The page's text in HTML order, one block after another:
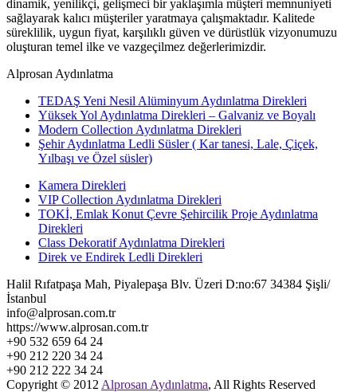
dinamik, yenilikçi, gelişmeci bir yaklaşımla müşteri memnuniyeti
sağlayarak kalıcı müşteriler yaratmaya çalışmaktadır. Kalitede
süreklilik, uygun fiyat, karşılıklı güven ve dürüstlük vizyonumuzu
oluşturan temel ilke ve vazgeçilmez değerlerimizdir.
Alprosan Aydınlatma
TEDAŞ Yeni Nesil Alüminyum Aydınlatma Direkleri
Yüksek Yol Aydınlatma Direkleri – Galvaniz ve Boyalı
Modern Collection Aydınlatma Direkleri
Şehir Aydınlatma Ledli Süsler ( Kar tanesi, Lale, Çiçek,
Yılbaşı ve Özel süsler)
Kamera Direkleri
VIP Collection Aydınlatma Direkleri
TOKİ, Emlak Konut Çevre Şehircilik Proje Aydınlatma
Direkleri
Class Dekoratif Aydınlatma Direkleri
Direk ve Endirek Ledli Direkleri
Halil Rıfatpaşa Mah, Piyalepaşa Blv. Üzeri D:no:67 34384 Şişli/
İstanbul
info@alprosan.com.tr
https://www.alprosan.com.tr
+90 532 659 64 24
+90 212 220 34 24
+90 212 222 34 24
Copyright © 2012 Alprosan Aydınlatma, All Rights Reserved